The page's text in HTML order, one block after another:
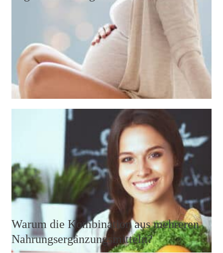
Wir können uns heute problemlos vegetarisch oder
vegan ernähren, doch bei bestimmten Nährstoffe und
Vitaminen ist es sinnvoll, den Körper zu unterstützen.
Weiterlesen
Warum die Kombination aus mehreren
Nahrungsergänzungsmitteln?